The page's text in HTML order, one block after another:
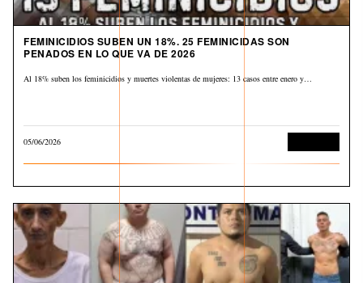
FEMINICIDIOS SUBEN UN 18%. 25 FEMINICIDAS SON
PENADOS EN LO QUE VA DE 2026
Al 18% suben los feminicidios y muertes violentas de mujeres: 13 casos entre enero y…
05/06/2026